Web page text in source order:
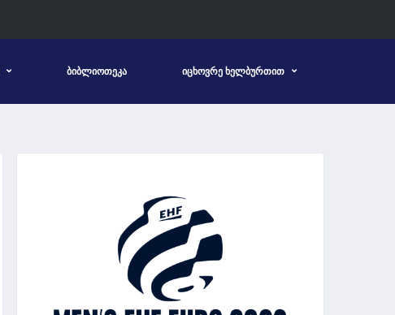
ᲑᲘᲑᲚᲘᲝᲗᲔᲙᲐ ᲘᲪᲮᲝᲕᲠᲔ ᲮᲔᲚᲑᲣᲠᲗᲘᲗ